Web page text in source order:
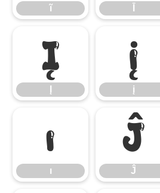
ĩ
Į į
į
ı
ı
Ĵ
Ĵ